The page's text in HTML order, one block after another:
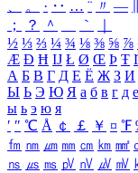
、
。 · ‥ … ¨ 〃 ―
；
？ ＾ ｀
½ ⅓ ⅔ ¼ ¾ ⅛ ⅜ ⅝ ⅞
Æ Ð Ħ Ĳ Ł Ø Œ Þ Ŧ
А Б В Г Д Е Ё Ж З И
Ы Ь Э Ю Я а б в г д е
ы ь э ю я
′ ″ ℃ Å ￠ ￡ ￥ ¤ ℉
㎙ ㎚ ㎛ ㎜ ㎝ ㎞ ㎟
㎱ ㎲ ㎳ ㎴ ㎵ ㎶ ㎷